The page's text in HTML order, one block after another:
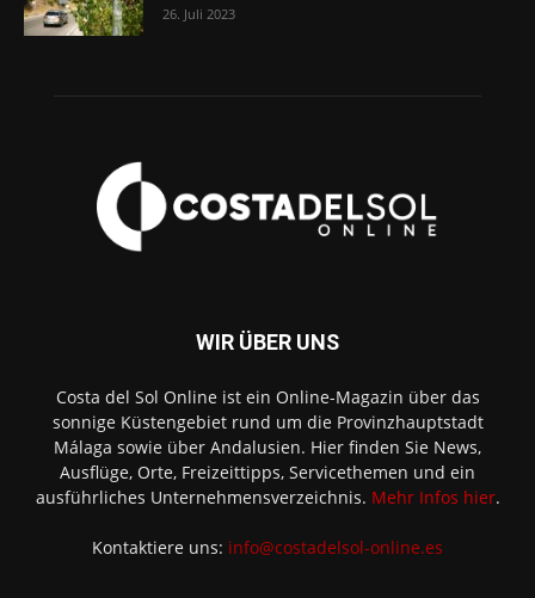
26. Juli 2023
WIR ÜBER UNS
Costa del Sol Online ist ein Online-Magazin über das
sonnige Küstengebiet rund um die Provinzhauptstadt
Málaga sowie über Andalusien. Hier finden Sie News,
Ausflüge, Orte, Freizeittipps, Servicethemen und ein
ausführliches Unternehmensverzeichnis. Mehr Infos hier.
Kontaktiere uns: info@costadelsol-online.es